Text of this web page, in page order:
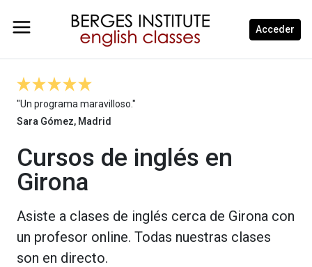
Acceder
"Un programa maravilloso."
Sara Gómez, Madrid
Cursos de inglés en
Girona
Asiste a clases de inglés cerca de Girona con
un profesor online. Todas nuestras clases
son en directo.